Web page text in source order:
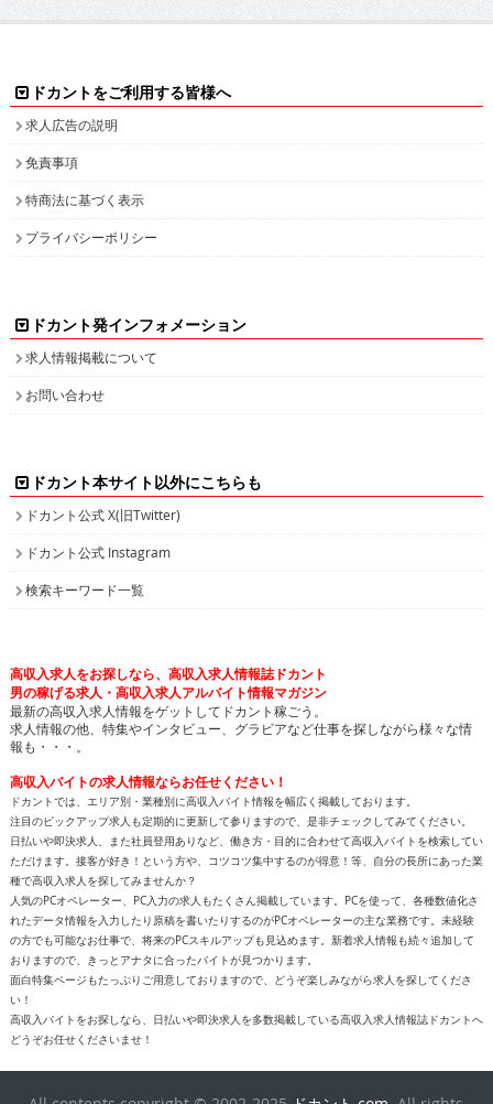
ドカントをご利用する皆様へ
求人広告の説明
免責事項
特商法に基づく表示
プライバシーポリシー
ドカント発インフォメーション
求人情報掲載について
お問い合わせ
ドカント本サイト以外にこちらも
ドカント公式 X(旧Twitter)
ドカント公式 Instagram
検索キーワード一覧
高収入求人をお探しなら、高収入求人情報誌ドカント
男の稼げる求人・高収入求人アルバイト情報マガジン
最新の高収入求人情報をゲットしてドカント稼ごう。
求人情報の他、特集やインタビュー、グラビアなど仕事を探しながら様々な情
報も・・・。
高収入バイトの求人情報ならお任せください！
ドカントでは、エリア別・業種別に高収入バイト情報を幅広く掲載しております。
注目のピックアップ求人も定期的に更新して参りますので、是非チェックしてみてください。
日払いや即決求人、また社員登用ありなど、働き方・目的に合わせて高収入バイトを検索してい
ただけます。接客が好き！という方や、コツコツ集中するのが得意！等、自分の長所にあった業
種で高収入求人を探してみませんか？
人気のPCオペレーター、PC入力の求人もたくさん掲載しています。PCを使って、各種数値化さ
れたデータ情報を入力したり原稿を書いたりするのがPCオペレーターの主な業務です。未経験
の方でも可能なお仕事で、将来のPCスキルアップも見込めます。新着求人情報も続々追加して
おりますので、きっとアナタに合ったバイトが見つかります。
面白特集ページもたっぷりご用意しておりますので、どうぞ楽しみながら求人を探してくださ
い！
高収入バイトをお探しなら、日払いや即決求人を多数掲載している高収入求人情報誌ドカントへ
どうぞお任せくださいませ！